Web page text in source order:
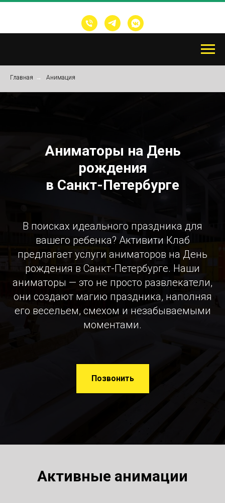
Главная → Анимация
Аниматоры на День
рождения
в Санкт-Петербурге
В поисках идеального праздника для
вашего ребенка? Активити Клаб
предлагает услуги аниматоров на День
рождения в Санкт-Петербурге. Наши
аниматоры — это не просто развлекатели,
они создают магию праздника, наполняя
его весельем, смехом и незабываемыми
моментами.
Позвонить
Активные анимации